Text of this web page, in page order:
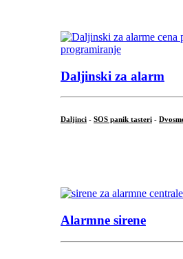
Daljinski za alarm
Daljinci - SOS panik tasteri -
Alarmne sirene